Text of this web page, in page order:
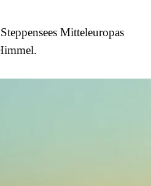
Mitteleuropas